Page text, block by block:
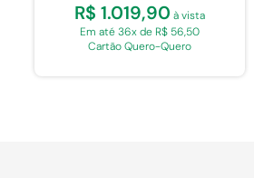
R$ 1.019,90 à vista
Em até 36x de R$ 56,50
Cartão Quero-Quero